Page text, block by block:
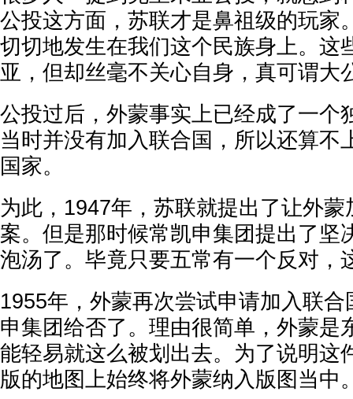
公投这方面，苏联才是鼻祖级的玩家
切切地发生在我们这个民族身上。这
亚，但却丝毫不关心自身，真可谓大
公投过后，外蒙事实上已经成了一个
当时并没有加入联合国，所以还算不
国家。
为此，1947年，苏联就提出了让外
案。但是那时候常凯申集团提出了坚
泡汤了。毕竟只要五常有一个反对，
1955年，外蒙再次尝试申请加入联
申集团给否了。理由很简单，外蒙是
能轻易就这么被划出去。为了说明这
版的地图上始终将外蒙纳入版图当中